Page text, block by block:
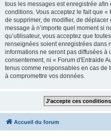
tous les messages est enregistrée afin
conditions. Vous acceptez le fait que
de supprimer, de modifier, de
message à n’importe quel moment si
qu’utilisateur, vous acceptez que
renseignées soient enregistrées dans
informations ne seront pas diffusées à
consentement, ni « Forum d'Entraide
tenus comme responsables en cas de
à compromettre vos données.
Accueil du forum